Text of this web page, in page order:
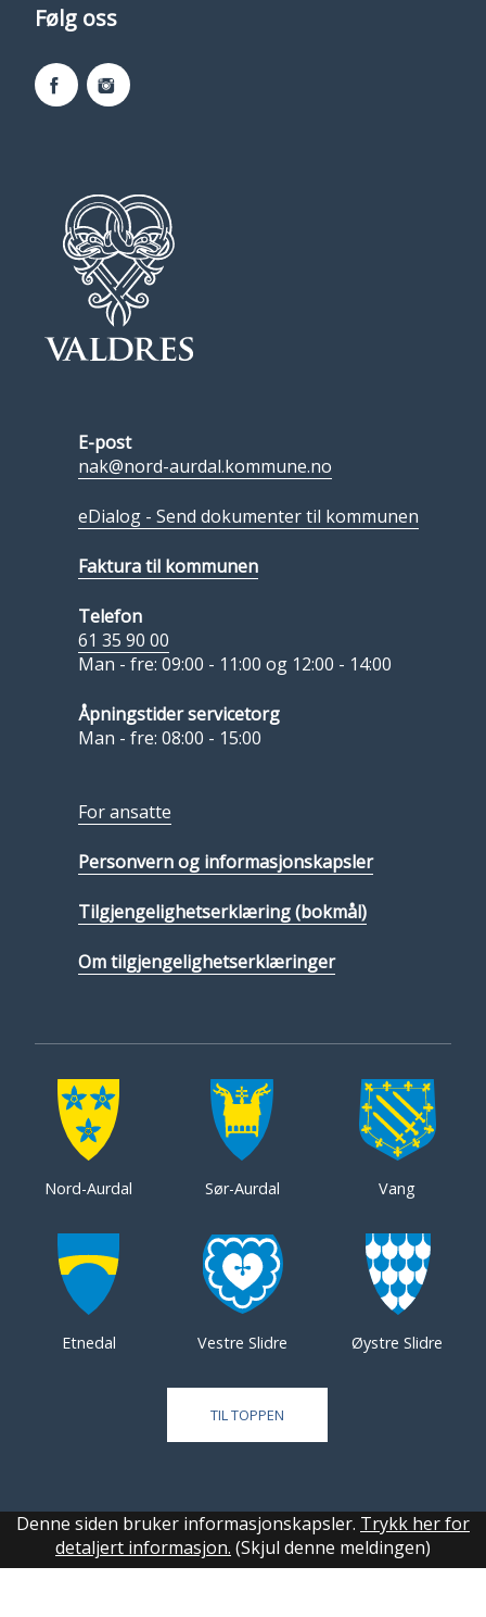
Følg oss
FacebookInstagram
E-post
nak@nord-aurdal.kommune.no
eDialog - Send dokumenter til kommunen
Faktura til kommunen
Telefon
61 35 90 00
Man - fre: 09:00 - 11:00 og 12:00 - 14:00
Åpningstider servicetorg
Man - fre: 08:00 - 15:00
For ansatte
Personvern og informasjonskapsler
Tilgjengelighetserklæring (bokmål)
Om tilgjengelighetserklæringer
Nord-Aurdal Sør-Aurdal Vang
Etnedal Vestre Slidre Øystre Slidre
TIL TOPPEN
Denne siden bruker informasjonskapsler. Trykk her for
detaljert informasjon. (Skjul denne meldingen)